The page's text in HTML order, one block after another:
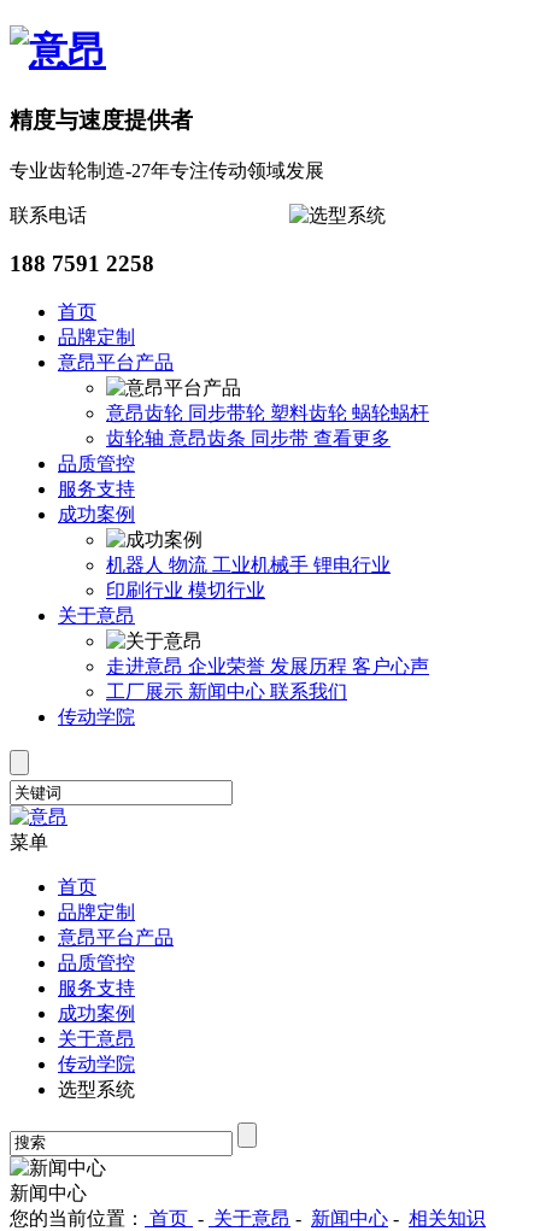
精度与速度提供者
专业齿轮制造-27年专注传动领域发展
联系电话
188 7591 2258
首页
品牌定制
意昂平台产品
意昂齿轮 同步带轮 塑料齿轮 蜗轮蜗杆
齿轮轴 意昂齿条 同步带 查看更多
品质管控
服务支持
成功案例
机器人 物流 工业机械手 锂电行业
印刷行业 模切行业
关于意昂
走进意昂 企业荣誉 发展历程 客户心声
工厂展示 新闻中心 联系我们
传动学院
菜单
首页
品牌定制
意昂平台产品
品质管控
服务支持
成功案例
关于意昂
传动学院
选型系统
新闻中心
您的当前位置：
首页 - 关于意昂 - 新闻中心 - 相关知识